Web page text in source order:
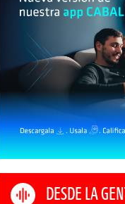
DESDE LA